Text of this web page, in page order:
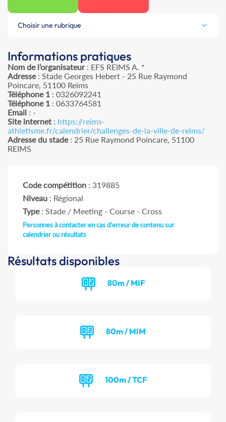
Choisir une rubrique
Informations pratiques
Nom de l’organisateur: EFS REIMS A. *
Adresse: Stade Georges Hebert - 25 Rue Raymond
Poincare, 51100 Reims
Téléphone 1 : 0326092241
Téléphone 1 : 0633764581
Email : -
Site internet : https://reims-
athletisme.fr/calendrier/challenges-de-la-ville-de-reims/
Adresse du stade: 25 Rue Raymond Poincare, 51100
REIMS
Code compétition : 319885
Niveau : Régional
Type: Stade / Meeting - Course - Cross
Personnes à contacter en cas d'erreur de contenu sur
calendrier ou résultats
Résultats disponibles
80m / MIF
80m / MIM
100m / TCF